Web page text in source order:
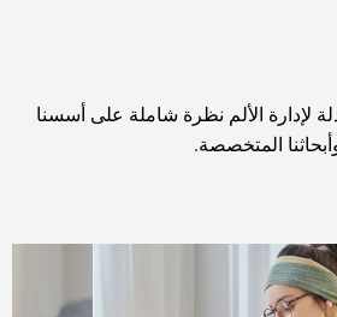
لإدارة الألم نظرة شاملة على أسسنا
المتخصصة.